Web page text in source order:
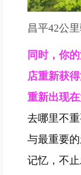
昌平42公
同时，你
店重新获
重新出现在
去哪里不
与最重要
记忆，不